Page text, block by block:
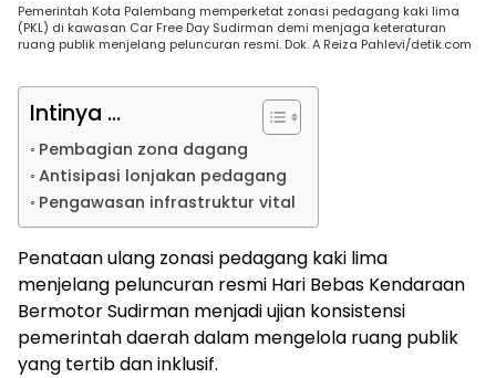
Pemerintah Kota Palembang memperketat zonasi pedagang kaki lima
(PKL) di kawasan Car Free Day Sudirman demi menjaga keteraturan
ruang publik menjelang peluncuran resmi. Dok. A Reiza Pahlevi/detik.com
Intinya ...
Pembagian zona dagang
Antisipasi lonjakan pedagang
Pengawasan infrastruktur vital
Penataan ulang zonasi pedagang kaki lima
menjelang peluncuran resmi Hari Bebas Kendaraan
Bermotor Sudirman menjadi ujian konsistensi
pemerintah daerah dalam mengelola ruang publik
yang tertib dan inklusif.